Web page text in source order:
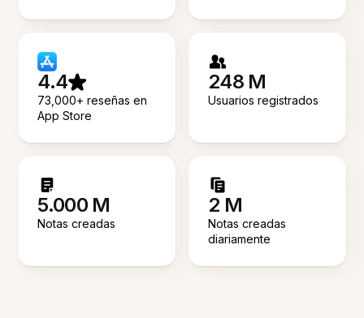
4.4
73,000+ reseñas en
App Store
248 M
Usuarios registrados
5.000 M
Notas creadas
2 M
Notas creadas
diariamente